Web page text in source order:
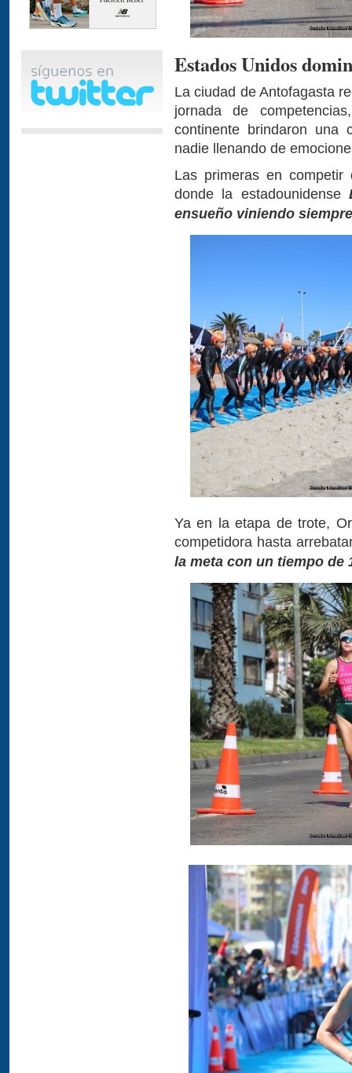
Estados Unidos
La ciudad de Antofagasta
jornada de
continente brindaron una
nadie llenando de
Las primeras en
donde la estadounidense
ensueño viniendo
Ya en la etapa de trote,
competidora hasta
la meta con un tiempo de